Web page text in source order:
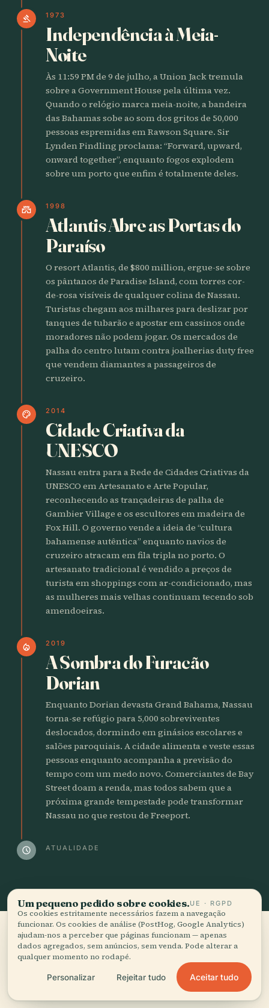
gavel 1973
Independência à Meia-
Noite
Às 11:59 PM de 9 de julho, a Union Jack tremula
sobre a Government House pela última vez.
Quando o relógio marca meia-noite, a bandeira
das Bahamas sobe ao som dos gritos de 50,000
pessoas espremidas em Rawson Square. Sir
Lynden Pindling proclama: “Forward, upward,
onward together”, enquanto fogos explodem
sobre um porto que enfim é totalmente deles.
castle 1998
Atlantis Abre as Portas do
Paraíso
O resort Atlantis, de $800 million, ergue-se sobre
os pântanos de Paradise Island, com torres cor-
de-rosa visíveis de qualquer colina de Nassau.
Turistas chegam aos milhares para deslizar por
tanques de tubarão e apostar em cassinos onde
moradores não podem jogar. Os mercados de
palha do centro lutam contra joalherias duty free
que vendem diamantes a passageiros de
cruzeiro.
palette 2014
Cidade Criativa da
UNESCO
Nassau entra para a Rede de Cidades Criativas da
UNESCO em Artesanato e Arte Popular,
reconhecendo as trançadeiras de palha de
Gambier Village e os escultores em madeira de
Fox Hill. O governo vende a ideia de “cultura
bahamense autêntica” enquanto navios de
cruzeiro atracam em fila tripla no porto. O
artesanato tradicional é vendido a preços de
turista em shoppings com ar-condicionado, mas
as mulheres mais velhas continuam tecendo sob
amendoeiras.
local_fire_department 2019
A Sombra do Furacão
Dorian
Enquanto Dorian devasta Grand Bahama, Nassau
torna-se refúgio para 5,000 sobreviventes
deslocados, dormindo em ginásios escolares e
salões paroquiais. A cidade alimenta e veste essas
pessoas enquanto acompanha a previsão do
tempo com um medo novo. Comerciantes de Bay
Street doam a renda, mas todos sabem que a
próxima grande tempestade pode transformar
Nassau no que restou de Freeport.
schedule ATUALIDADE
06 Quemviveu aqui.
As pessoas que moldaram a cidade — e
Um pequeno pedido sobre cookies.UE · RGPD
Os cookies estritamente necessários fazem a navegação
funcionar. Os cookies de análise (PostHog, Google Analytics)
ajudam-nos a perceber que páginas funcionam — apenas
dados agregados, sem anúncios, sem venda. Pode alterar a
qualquer momento no rodapé.
Personalizar Rejeitar tudo Aceitar tudo